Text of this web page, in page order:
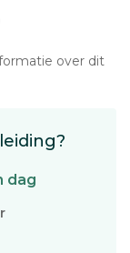
over dit
dag